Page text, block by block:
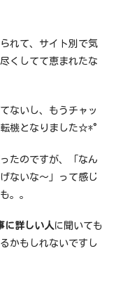
れて、サイト別で気
くしてて恵まれたな
ないし、もうチャッ
転機となりました☆*°
たのですが、「なん
ないな〜」って感じ
。。
に詳しい人に聞いても
かもしれないですし